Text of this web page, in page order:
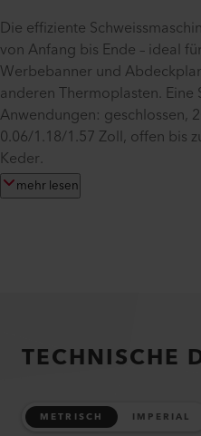
Die effiziente
von Anfang bis Ende – ideal
Werbebanner und
anderen Thermoplasten.
Anwendungen: geschlossen,
0.06/1.18/1.57 Zoll, offen bis
Keder.
mehr lesen
TECHNISCHE
METRISCH IMPERIAL